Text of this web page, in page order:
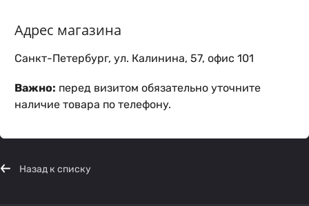
Адрес магазина
Санкт-Петербург, ул. Калинина, 57, офис 101
Важно: перед визитом обязательно уточните
наличие товара по телефону.
Назад к списку